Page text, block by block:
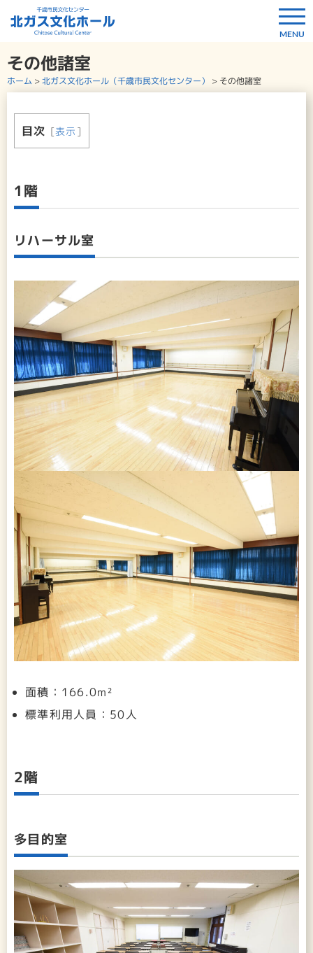
その他諸室
ホーム >北ガス文化ホール（千歳市民文化センター） > その他諸室
目次 [表示 ]
1階
リハーサル室
面積：166.0m²
標準利用人員：50人
2階
多目的室